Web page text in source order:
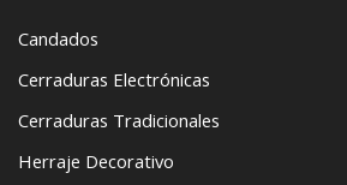
Candados
Cerraduras Electrónicas
Cerraduras Tradicionales
Herraje Decorativo